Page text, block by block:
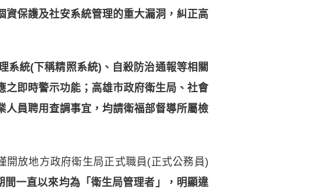
保護及社安系統管理的重大漏洞，糾正高
系統(下稱精照系統)、自殺防治通報等相關
即時警示功能；高雄市政府衛生局、社會
員聘用查調事宜，均請衛福部督導所屬檢
開放地方政府衛生局正式職員(正式公務員)
一直以來均為「衛生局管理者」，明顯違